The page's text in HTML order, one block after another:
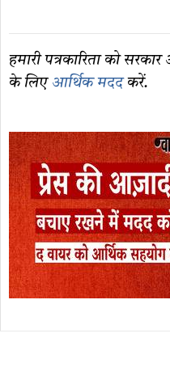
हमारी पत्रकारिता को
के लिए आर्थिक मददकरें.